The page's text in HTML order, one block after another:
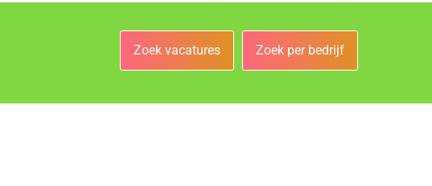
Zoek vacatures Zoek per bedrijf